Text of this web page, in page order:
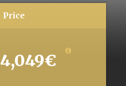
Price
4,049€